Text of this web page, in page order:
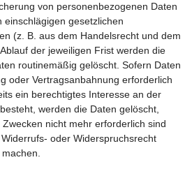
von personenbezogenen Daten
einschlägigen gesetzlichen
(z. B. aus dem Handelsrecht und dem
der jeweiligen Frist werden die
routinemäßig gelöscht. Sofern Daten
oder Vertragsanbahnung erforderlich
ein berechtigtes Interesse an der
werden die Daten gelöscht,
nicht mehr erforderlich sind
oder Widerspruchsrecht